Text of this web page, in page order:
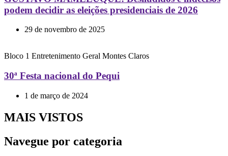
podem decidir as eleições presidenciais de 2026
29 de novembro de 2025
Bloco 1 Entretenimento Geral Montes Claros
30ª Festa nacional do Pequi
1 de março de 2024
MAIS VISTOS
Navegue por categoria